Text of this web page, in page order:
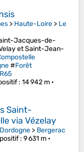
> Haute-Loire > Le
Jacques-de-
et Saint-Jean-
#Forêt
: 14 942 m •
Saint-
via Vézelay
Dordogne > Bergerac
: 9 631 m •